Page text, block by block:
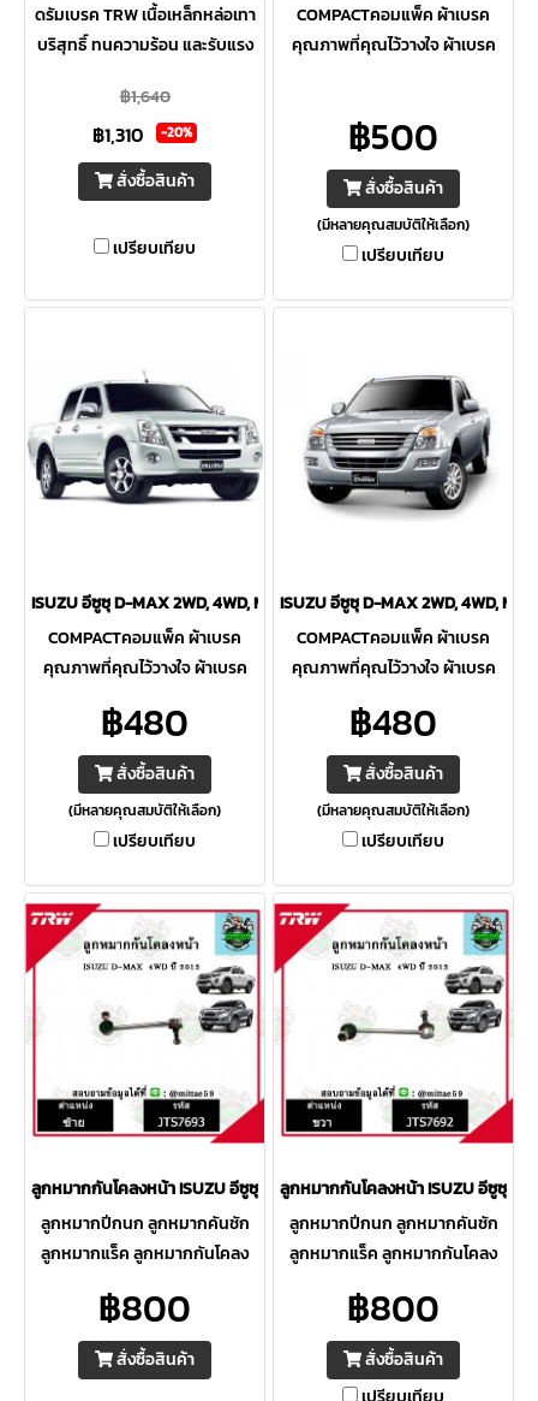
ดรัมเบรค TRW เนื้อเหล็กหล่อเทา
บริสุทธิ์ ทนความร้อน และรับแรง
ตามสเปคอะไหล่แท้ทุกรุ่น ระบุเส้น
ผ่าศูนย์กลางมากสุดทุกใบ
฿1,640
฿1,310 -20%
สั่งซื้อสินค้า
เปรียบเทียบ
COMPACTคอมแพ็ค ผ้าเบรค
คุณภาพที่คุณไว้วางใจ ผ้าเบรค
มิตรแท้ อะไหล่ยนต์ จำหน่าย
อะไหล่รถยนต์
฿500
สั่งซื้อสินค้า
(มีหลายคุณสมบัติให้เลือก)
เปรียบเทียบ
ISUZU อีซูซุ D-MAX 2WD, 4WD, MU-X COMPACT ผ้าเบรค-หน้า
COMPACTคอมแพ็ค ผ้าเบรค
คุณภาพที่คุณไว้วางใจ ผ้าเบรค
อะไหล่รถยนต์ ช่วงล่าง ระบบเบรค
มิตรแท้ อะไหล่ยนต์ จำหน่าย
อะไหล่รถยนต์
฿480
สั่งซื้อสินค้า
(มีหลายคุณสมบัติให้เลือก)
เปรียบเทียบ
ISUZU อีซูซุ D-MAX 2WD, 4WD,
COMPACTคอมแพ็ค ผ้าเบรค
คุณภาพที่คุณไว้วางใจ ผ้าเบรค
อะไหล่รถยนต์ ช่วงล่าง ระบบเบรค
มิตรแท้ อะไหล่ยนต์ จำหน่าย
อะไหล่รถยนต์
฿480
สั่งซื้อสินค้า
(มีหลายคุณสมบัติให้เลือก)
เปรียบเทียบ
ลูกหมากกันโคลงหน้า ISUZU อีซูซุ D-MAX 4WD ปี 12 TRW ราคาต่อคู่
ลูกหมากปีกนก ลูกหมากคันชัก
ลูกหมากแร็ค ลูกหมากกันโคลง
TRW มีคุณภาพดี ทนทาน อายุ
การใช้งานยาวนานกว่าแบรน OEM
อื่นๆ
฿800
สั่งซื้อสินค้า
ลูกหมากกันโคลงหน้า ISUZU อีซูซุ D-
ลูกหมากปีกนก ลูกหมากคันชัก
ลูกหมากแร็ค ลูกหมากกันโคลง
TRW มีคุณภาพดี ทนทาน อายุ
การใช้งานยาวนานกว่าแบรน OEM
อื่นๆ
฿800
สั่งซื้อสินค้า